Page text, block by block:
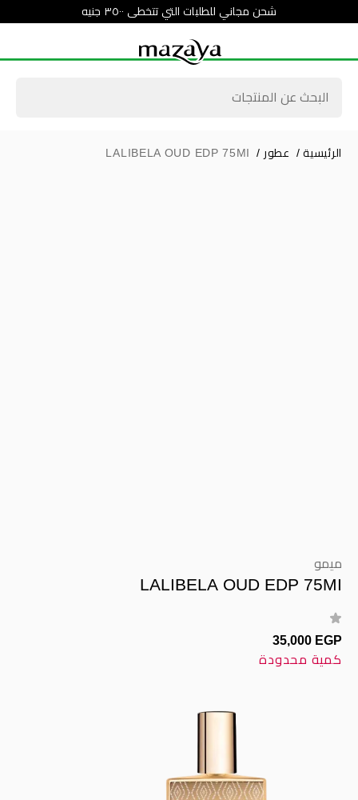
شحن مجاني للطلبات التي تتخطى ٣٥٠٠ جنيه
الرئيسية / عطور /
LALIBELA OUD EDP 75MI
ميمو
LALIBELA OUD EDP 75MI
35,000 EGP
كمية محدودة